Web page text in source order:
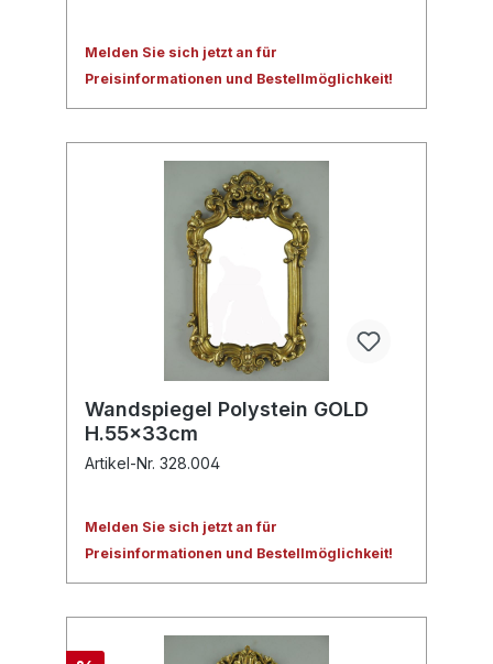
Melden Sie sich jetzt an für
Preisinformationen und Bestellmöglichkeit!
Wandspiegel Polystein GOLD
H.55x33cm
Artikel-Nr. 328.004
Melden Sie sich jetzt an für
Preisinformationen und Bestellmöglichkeit!